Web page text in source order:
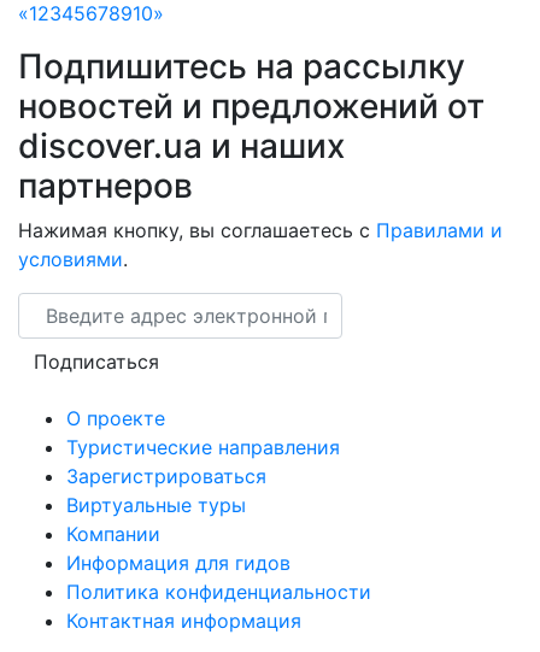
«12345678910»
Подпишитесь на рассылку
новостей и предложений от
discover.ua и наших
партнеров
Нажимая кнопку, вы соглашаетесь с Правилами и
условиями.
Email
Подписаться
О проекте
Туристические направления
Зарегистрироваться
Виртуальные туры
Компании
Информация для гидов
Политика конфиденциальности
Контактная информация